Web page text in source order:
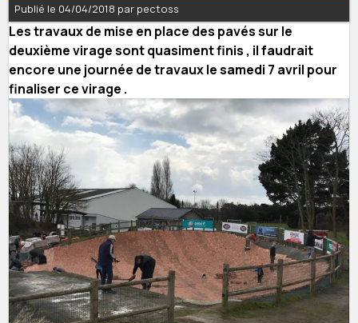
Publié le 04/04/2018 par pectoss
Les travaux de mise en place des pavés sur le
deuxième virage sont quasiment finis , il faudrait
encore une journée de travaux le samedi 7 avril pour
finaliser ce virage .